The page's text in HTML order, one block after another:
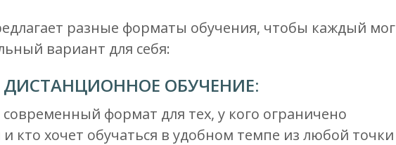
разные форматы обучения, чтобы каждый мог
вариант для себя:
ДИСТАНЦИОННОЕ ОБУЧЕНИЕ:
современный формат для тех, у кого ограничено
кто хочет обучаться в удобном темпе из любой точки